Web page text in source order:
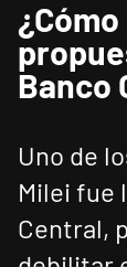
Banco
Uno de
Milei fue
Central,